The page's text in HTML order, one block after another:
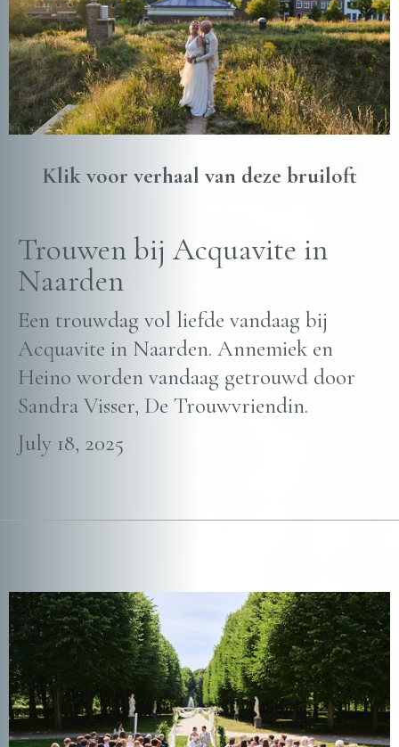
Klik voor verhaal van deze bruiloft
Trouwen bij Acquavite in
Naarden
Een trouwdag vol liefde vandaag bij
Acquavite in Naarden. Annemiek en
Heino worden vandaag getrouwd door
Sandra Visser, De Trouwvriendin.
July 18, 2025